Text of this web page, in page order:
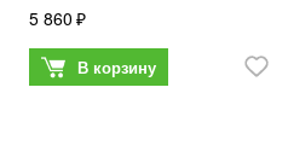
5 860